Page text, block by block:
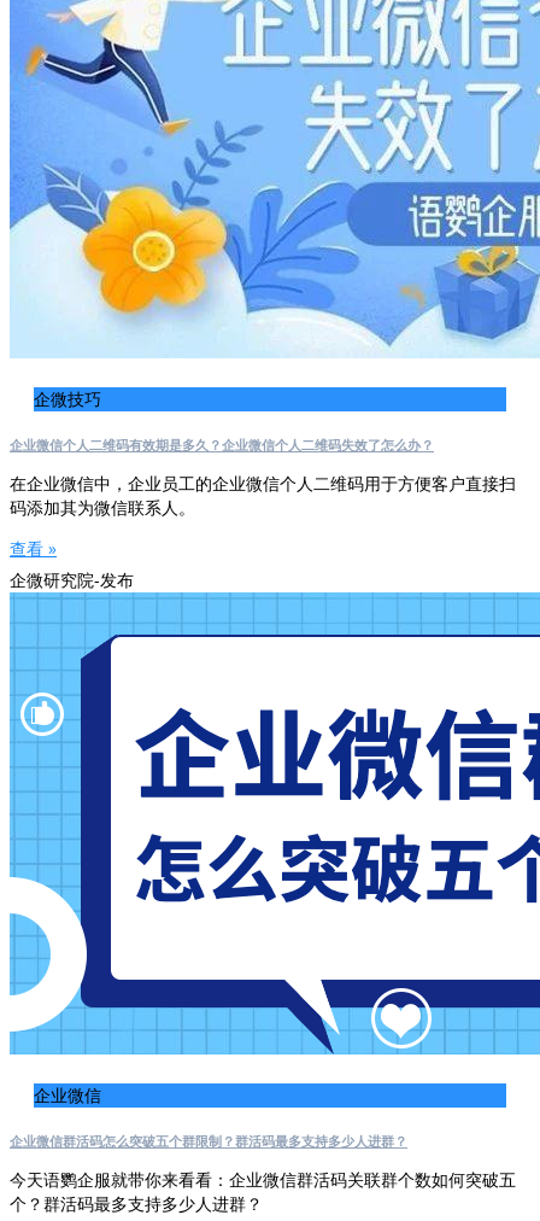
企微技巧
企业微信个人二维码有效期是多久？企业微信个人二维码失效了怎么办？
在企业微信中，企业员工的企业微信个人二维码用于方便客户直接扫
码添加其为微信联系人。
查看 »
企微研究院-发布
企业微信
企业微信群活码怎么突破五个群限制？群活码最多支持多少人进群？
今天语鹦企服就带你来看看：企业微信群活码关联群个数如何突破五
个？群活码最多支持多少人进群？